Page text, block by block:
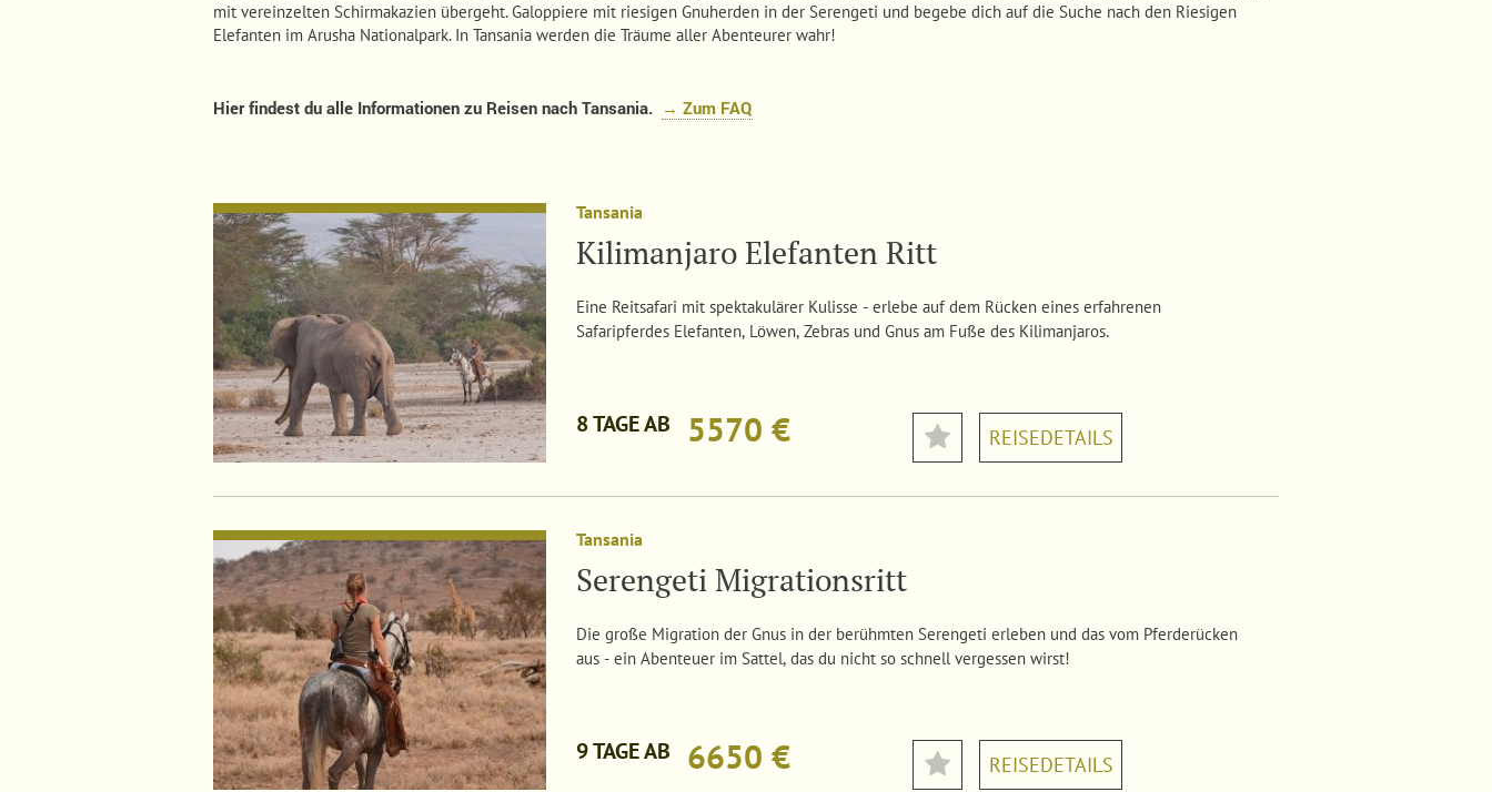
mit vereinzelten Schirmakazien übergeht. Galoppiere mit riesigen Gnuherden in der Serengeti und begebe dich auf die Suche nach den Riesigen
Elefanten im Arusha Nationalpark. In Tansania werden die Träume aller Abenteurer wahr!
Hier findest du alle Informationen zu Reisen nach Tansania. → Zum FAQ
Tansania
Kilimanjaro Elefanten Ritt
Eine Reitsafari mit spektakulärer Kulisse - erlebe auf dem Rücken eines erfahrenen
Safaripferdes Elefanten, Löwen, Zebras und Gnus am Fuße des Kilimanjaros.
8 TAGE AB 5570 € REISEDETAILS
Tansania
Serengeti Migrationsritt
Die große Migration der Gnus in der berühmten Serengeti erleben und das vom Pferderücken
aus - ein Abenteuer im Sattel, das du nicht so schnell vergessen wirst!
9 TAGE AB 6650 € REISEDETAILS